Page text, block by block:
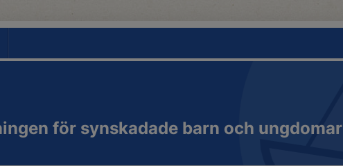
för synskadade barn och ungdomar